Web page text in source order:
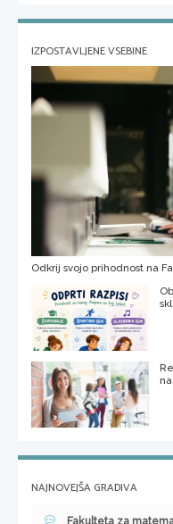
IZPOSTAVLJENE VSEBINE
Odkrij svojo prihodnost na
NAJNOVEJŠA GRADIVA